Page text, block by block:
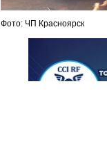
Фото: ЧП Красноярск